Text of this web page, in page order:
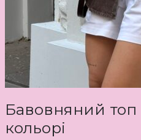
Бавовняний
кольорі